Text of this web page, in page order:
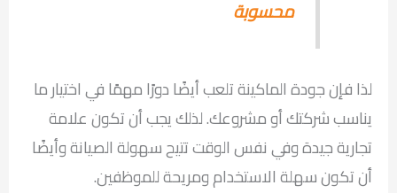
محسوبة
لذا فإن جودة الماكينة تلعب أيضًا دورًا مهمًا في اختيار ما
يناسب شركتك أو مشروعك. لذلك يجب أن تكون علامة
تجارية جيدة وفي نفس الوقت تتيح سهولة الصيانة وأيضًا
أن تكون سهلة الاستخدام ومريحة للموظفين.